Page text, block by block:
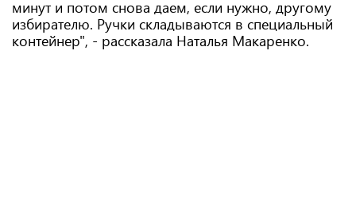
минут и потом снова даем, если нужно, другому
избирателю. Ручки складываются в специальный
контейнер", - рассказала Наталья Макаренко.